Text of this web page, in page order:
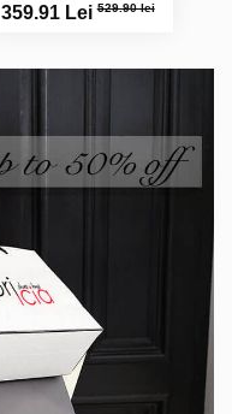
359.91 Lei529.90 lei